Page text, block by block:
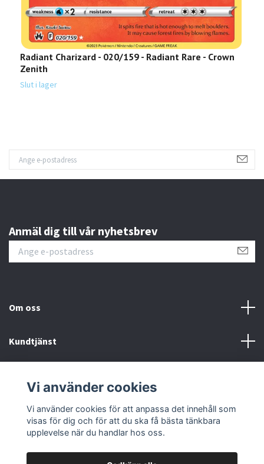
Radiant Charizard - 020/159 - Radiant Rare - Crown
Zenith
Slut i lager
Anmäl dig till vår nyhetsbrev
Om oss
Kundtjänst
Sociala medier
Vi använder cookies
Vi använder cookies för att anpassa det innehåll som
visas för dig och för att du ska få bästa tänkbara
upplevelse när du handlar hos oss.